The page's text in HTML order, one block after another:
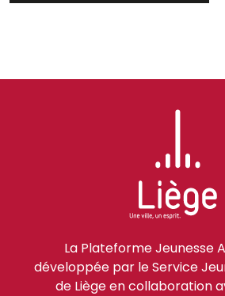
La Plateforme Jeunesse
développée par le Service
de Liège en collaboration